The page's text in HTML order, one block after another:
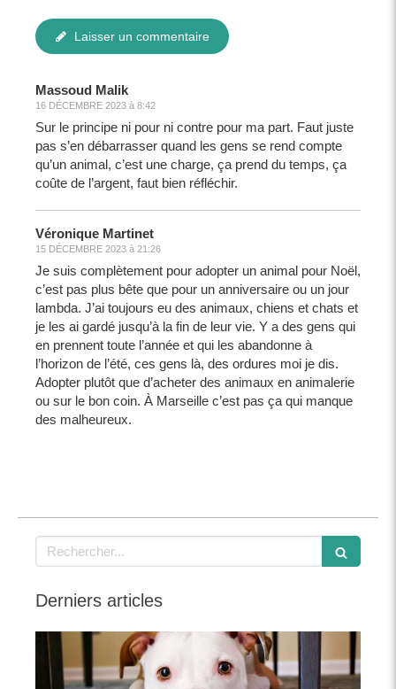
Laisser un commentaire
Massoud Malik
16 DÉCEMBRE 2023 à 8:42
Sur le principe ni pour ni contre pour ma part. Faut juste
pas s’en débarrasser quand les gens se rend compte
qu’un animal, c’est une charge, ça prend du temps, ça
coûte de l’argent, faut bien réfléchir.
Véronique Martinet
15 DÉCEMBRE 2023 à 21:26
Je suis complètement pour adopter un animal pour Noël,
c’est pas plus bête que pour un anniversaire ou un jour
lambda. J’ai toujours eu des animaux, chiens et chats et
je les ai gardé jusqu’à la fin de leur vie. Y a des gens qui
en prennent toute l’année et qui les abandonne à
l’horizon de l’été, ces gens là, des ordures moi je dis.
Adopter plutôt que d’acheter des animaux en animalerie
ou sur le bon coin. À Marseille c’est pas ça qui manque
des malheureux.
Rechercher
Derniers articles